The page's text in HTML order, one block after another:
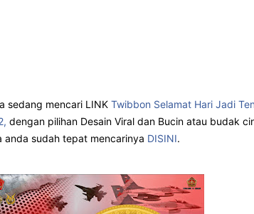
sedang mencari LINK Twibbon Selamat Hari Jadi
dengan pilihan Desain Viral dan Bucin atau budak
anda sudah tepat mencarinya DISINI.